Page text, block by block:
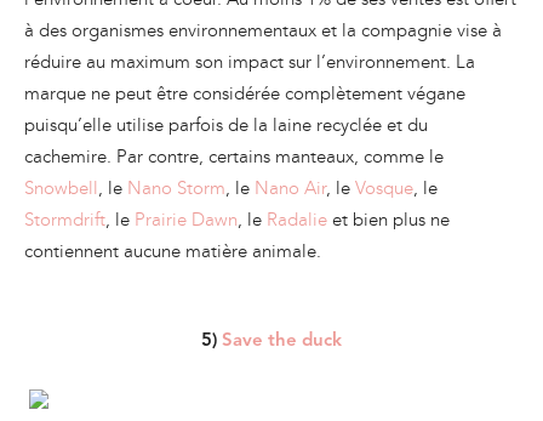
à des organismes environnementaux et la compagnie vise à
réduire au maximum son impact sur l’environnement. La
marque ne peut être considérée complètement végane
puisqu’elle utilise parfois de la laine recyclée et du
cachemire. Par contre, certains manteaux, comme le
Snowbell , le Nano Storm, le Nano Air, le Vosque, le
Stormdrift, le Prairie Dawn, le Radalie et bien plus ne
contiennent aucune matière animale.
5) Save the duck